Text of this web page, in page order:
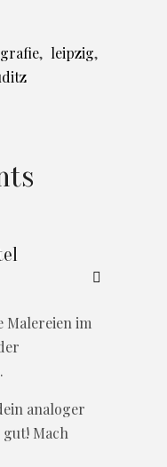
, leipzig,
Malereien im
analoger
Mach